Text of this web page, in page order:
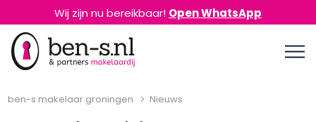
Wij zijn nu bereikbaar! Open WhatsApp
ben-s makelaar groningen Nieuws